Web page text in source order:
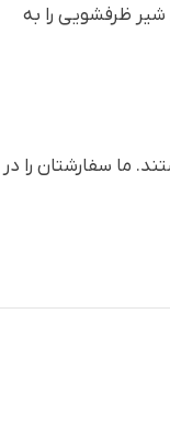
شیر ظرفشویی را به
ما سفارشتان را در